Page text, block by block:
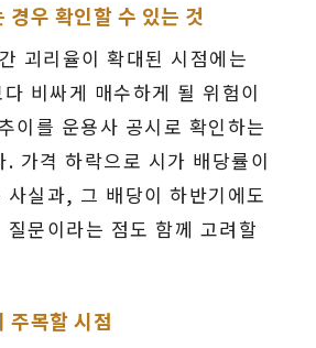
경우 확인할 수 있는 것
괴리율이 확대된 시점에는
비싸게 매수하게 될 위험이
이를 운용사 공시로 확인하는
가격 하락으로 시가 배당률이
사실과, 그 배당이 하반기에도
문이라는 점도 함께 고려할
주목할 시점